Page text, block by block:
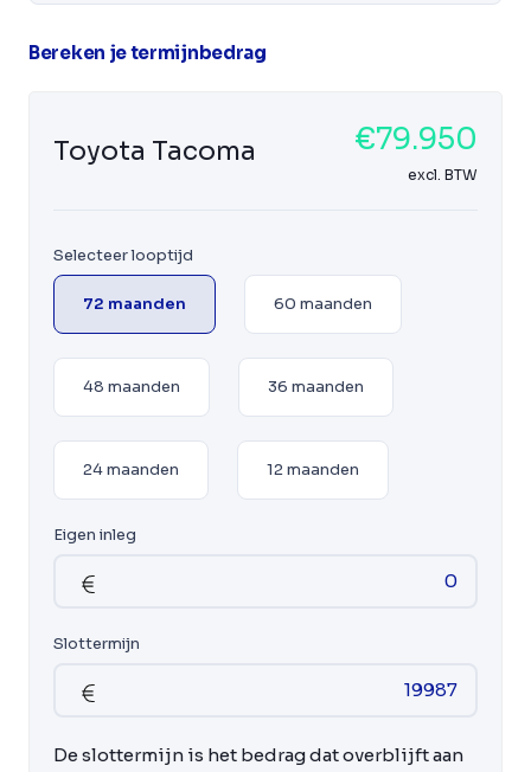
Bereken je termijnbedrag
Toyota Tacoma €79.950
excl. BTW
Selecteer looptijd
72 maanden 60 maanden
48 maanden 36 maanden
24 maanden 12 maanden
Eigen inleg
Slottermijn
De slottermijn is het bedrag dat overblijft aan